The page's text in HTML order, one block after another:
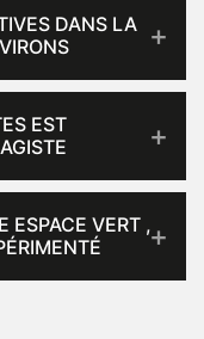
DANS LA
EST
ESPACE VERT ,